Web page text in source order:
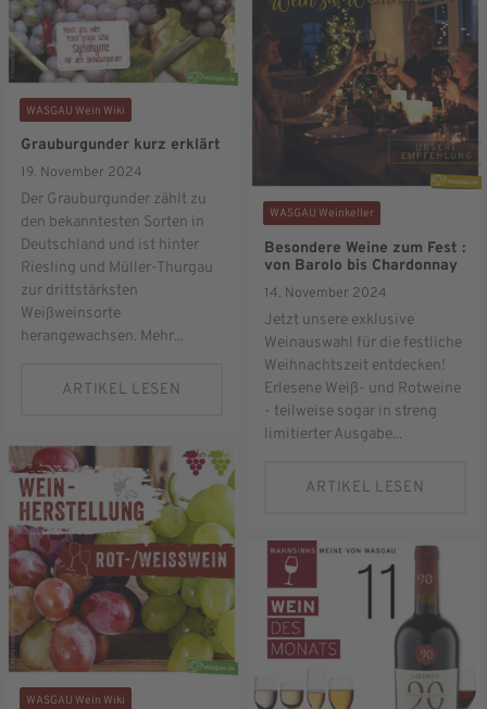
WASGAU Wein Wiki
Grauburgunder kurz erklärt
19. November 2024
Der Grauburgunder zählt zu
den bekanntesten Sorten in
Deutschland und ist hinter
Riesling und Müller-Thurgau
zur drittstärksten
Weißweinsorte
herangewachsen. Mehr...
ARTIKEL LESEN
WASGAU Wein Wiki
WASGAU Weinkeller
Besondere Weine zum Fest :
von Barolo bis Chardonnay
14. November 2024
Jetzt unsere exklusive
Weinauswahl für die festliche
Weihnachtszeit entdecken!
Erlesene Weiß- und Rotweine
- teilweise sogar in streng
limitierter Ausgabe...
ARTIKEL LESEN